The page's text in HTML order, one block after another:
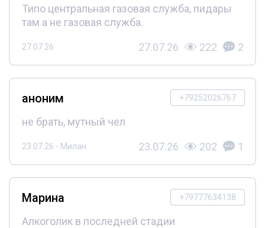
Типо центральная газовая служба, пидары
там а не газовая служба.
27.07.26 27.07.26 222 2
+79252026767
аноним
не брать, мутный чел
23.07.26 - Милан 23.07.26 202 1
+79777634138
Марина
Алкоголик в последней стадии